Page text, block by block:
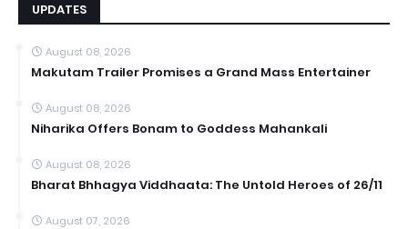
UPDATES
August 08, 2026
Makutam Trailer Promises a Grand Mass Entertainer
August 08, 2026
Niharika Offers Bonam to Goddess Mahankali
August 08, 2026
Bharat Bhhagya Viddhaata: The Untold Heroes of 26/11
August 07, 2026